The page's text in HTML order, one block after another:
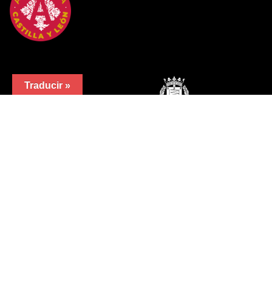
Traducir »